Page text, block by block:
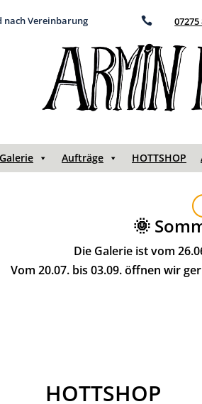
nach Vereinbarung  07275
Galerie Aufträge HOTTSHOP
🌞
Die Galerie ist vom
Vom 20.07. bis 03.09. öffnen wir
HOTTSHOP